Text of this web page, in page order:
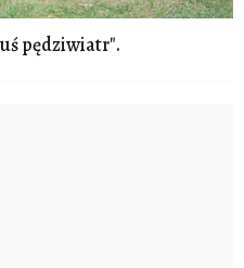
pędziwiatr".